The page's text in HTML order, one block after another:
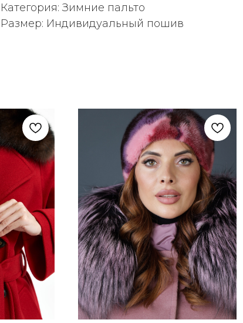
Категория: Зимние пальто
Размер: Индивидуальный пошив